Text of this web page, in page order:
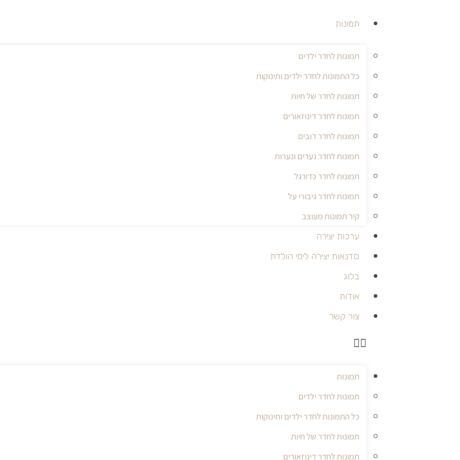
תמונות
תמונות לחדר ילדים
כל התמונות לחדר ילדים ותינוקות
תמונות לחדר של חיות
תמונות לחדר דינוזאורים
תמונות לחדר דובים
תמונות לחדר נערים ונערות
תמונות לחדר כדורגל
תמונות לחדר גיבורי על
קיר תמונות מעוצב
ערכות יצירה
סדנאות יצירה לימי הולדת
בלוג
אודות
צור קשר
תמונות
תמונות לחדר ילדים
כל התמונות לחדר ילדים ותינוקות
תמונות לחדר של חיות
תמונות לחדר דינוזאורים